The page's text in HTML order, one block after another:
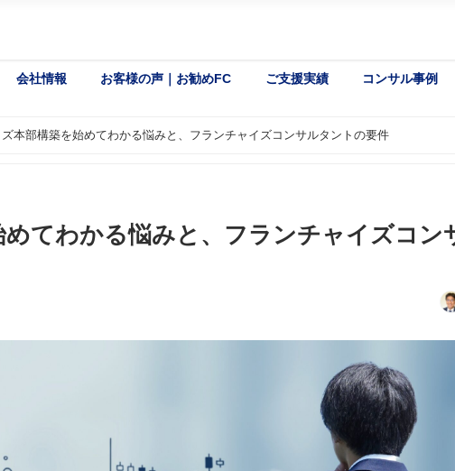
会社情報 お客様の声｜お勧めFC ご支援実績 コンサル事例
本部構築を始めてわかる悩みと、フランチャイズコンサルタントの要件
てわかる悩みと、フランチャイズコン